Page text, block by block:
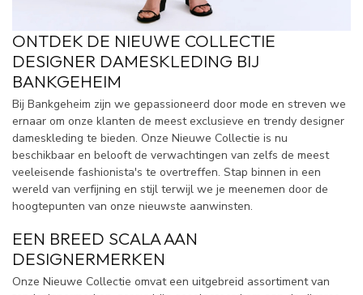
ONTDEK DE NIEUWE COLLECTIE
DESIGNER DAMESKLEDING BIJ
BANKGEHEIM
Bij Bankgeheim zijn we gepassioneerd door mode en streven we
ernaar om onze klanten de meest exclusieve en trendy designer
dameskleding te bieden. Onze Nieuwe Collectie is nu
beschikbaar en belooft de verwachtingen van zelfs de meest
veeleisende fashionista's te overtreffen. Stap binnen in een
wereld van verfijning en stijl terwijl we je meenemen door de
hoogtepunten van onze nieuwste aanwinsten.
EEN BREED SCALA AAN
DESIGNERMERKEN
Onze Nieuwe Collectie omvat een uitgebreid assortiment van